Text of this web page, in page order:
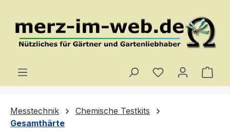
Du hast 0
Messtechnik
Chemische Testkits
Gesamthärte